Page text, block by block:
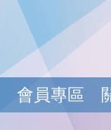
會員專區